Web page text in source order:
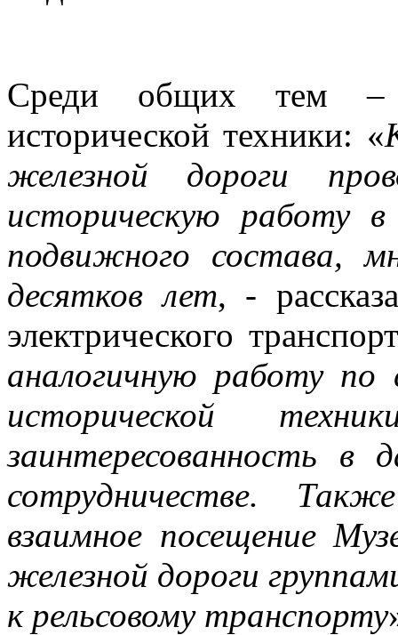
Среди общих тем –
исторической техники: «
железной дороги
историческую работу
подвижного состава,
десятков лет, -
электрического
аналогичную работу по
исторической
заинтересованность
сотрудничестве.
взаимное посещение
железной дороги
к рельсовому транспорту